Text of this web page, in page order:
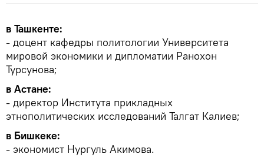
в Ташкенте:
- доцент кафедры политологии Университета
мировой экономики и дипломатии Ранохон
Турсунова;
в Астане:
- директор Института прикладных
этнополитических исследований Талгат Калиев;
в Бишкеке:
- экономист Нургуль Акимова.